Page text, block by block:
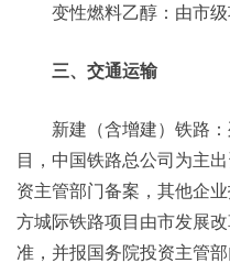
变性燃料乙醇：由市级
三、交通运输
新建（含增建）铁路：
目，中国铁路总公司为主
资主管部门备案，其他企
方城际铁路项目由市发展
准，并报国务院投资主管